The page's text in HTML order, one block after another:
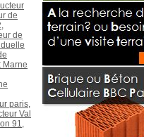
de
,
de
Marne
paris,
Val
91,